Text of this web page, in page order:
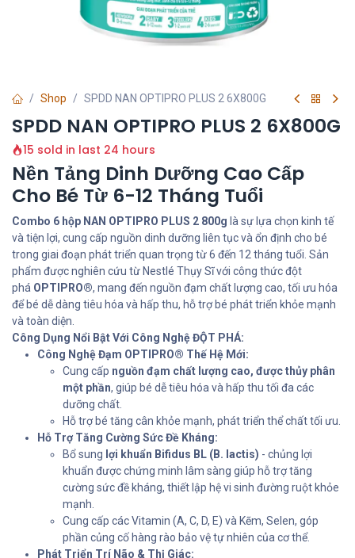
Shop SPDD NAN OPTIPRO PLUS 2 6X800G
SPDD NAN OPTIPRO PLUS 2 6X800G
15 sold in last 24 hours
Nền Tảng Dinh Dưỡng Cao Cấp
Cho Bé Từ 6-12 Tháng Tuổi
Combo 6 hộp NAN OPTIPRO PLUS 2 800g là sự lựa chọn kinh tế
và tiện lợi, cung cấp nguồn dinh dưỡng liên tục và ổn định cho bé
trong giai đoạn phát triển quan trọng từ 6 đến 12 tháng tuổi. Sản
phẩm được nghiên cứu từ Nestlé Thụy Sĩ với công thức đột
phá OPTIPRO®, mang đến nguồn đạm chất lượng cao, tối ưu hóa
để bé dễ dàng tiêu hóa và hấp thu, hỗ trợ bé phát triển khỏe mạnh
và toàn diện.
Công Dụng Nổi Bật Với Công Nghệ ĐỘT PHÁ:
Công Nghệ Đạm OPTIPRO® Thế Hệ Mới:
Cung cấp nguồn đạm chất lượng cao, được thủy phân
một phần, giúp bé dễ tiêu hóa và hấp thu tối đa các
dưỡng chất.
Hỗ trợ bé tăng cân khỏe mạnh, phát triển thể chất tối ưu.
Hỗ Trợ Tăng Cường Sức Đề Kháng:
Bổ sung lợi khuẩn Bifidus BL (B. lactis) - chủng lợi
khuẩn được chứng minh lâm sàng giúp hỗ trợ tăng
cường sức đề kháng, thiết lập hệ vi sinh đường ruột khỏe
mạnh.
Cung cấp các Vitamin (A, C, D, E) và Kẽm, Selen, góp
phần củng cố hàng rào bảo vệ tự nhiên của cơ thể.
Phát Triển Trí Não & Thị Giác: